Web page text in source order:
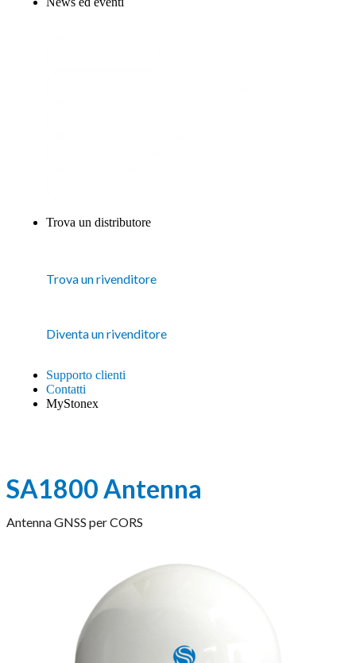
Trova un distributore
Trova un rivenditore
Diventa un rivenditore
Supporto clienti
Contatti
MyStonex
SA1800 Antenna
Antenna GNSS per CORS